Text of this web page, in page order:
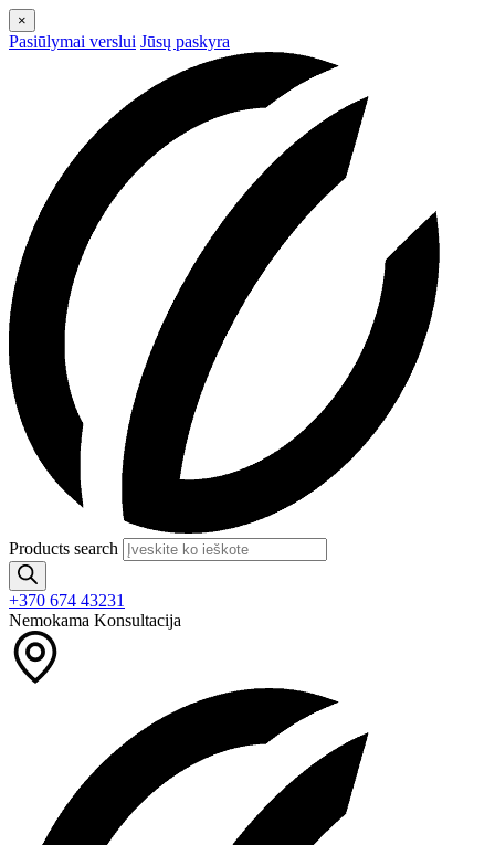
×
Pasiūlymai verslui Jūsų paskyra
Products search
+370 674 43231
Nemokama Konsultacija